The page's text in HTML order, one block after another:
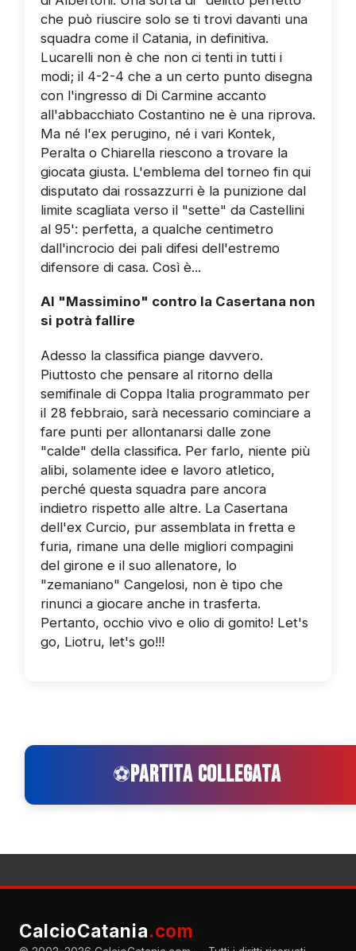
che può riuscire solo se ti trovi davanti una
squadra come il Catania, in definitiva.
Lucarelli non è che non ci tenti in tutti i
modi; il 4-2-4 che a un certo punto disegna
con l'ingresso di Di Carmine accanto
all'abbacchiato Costantino ne è una riprova.
Ma né l'ex perugino, né i vari Kontek,
Peralta o Chiarella riescono a trovare la
giocata giusta. L'emblema del torneo fin qui
disputato dai rossazzurri è la punizione dal
limite scagliata verso il "sette" da Castellini
al 95': perfetta, a qualche centimetro
dall'incrocio dei pali difesi dell'estremo
difensore di casa. Così è...
Al "Massimino" contro la Casertana non
si potrà fallire
Adesso la classifica piange davvero.
Piuttosto che pensare al ritorno della
semifinale di Coppa Italia programmato per
il 28 febbraio, sarà necessario cominciare a
fare punti per allontanarsi dalle zone
"calde" della classifica. Per farlo, niente più
alibi, solamente idee e lavoro atletico,
perché questa squadra pare ancora
indietro rispetto alle altre. La Casertana
dell'ex Curcio, pur assemblata in fretta e
furia, rimane una delle migliori compagini
del girone e il suo allenatore, lo
"zemaniano" Cangelosi, non è tipo che
rinunci a giocare anche in trasferta.
Pertanto, occhio vivo e olio di gomito! Let's
go, Liotru, let's go!!!
⚽PARTITA COLLEGATA
CalcioCatania.com